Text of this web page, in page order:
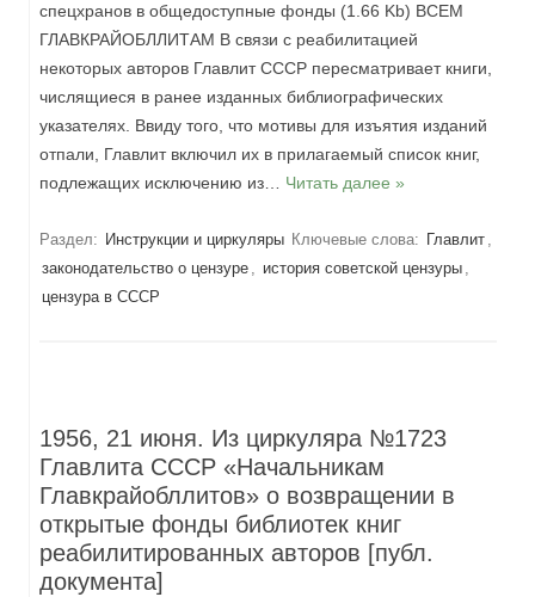
спецхранов в общедоступные фонды (1.66 Kb) ВСЕМ
ГЛАВКРАЙОБЛЛИТАМ В связи с реабилитацией
некоторых авторов Главлит СССР пересматривает книги,
числящиеся в ранее изданных библиографических
указателях. Ввиду того, что мотивы для изъятия изданий
отпали, Главлит включил их в прилагаемый список книг,
подлежащих исключению из… Читать далее »
Раздел: Инструкции и циркуляры Ключевые слова: Главлит ,
законодательство о цензуре , история советской цензуры ,
цензура в СССР
1956, 21 июня. Из циркуляра №1723
Главлита СССР «Начальникам
Главкрайобллитов» о возвращении в
открытые фонды библиотек книг
реабилитированных авторов [публ.
документа]